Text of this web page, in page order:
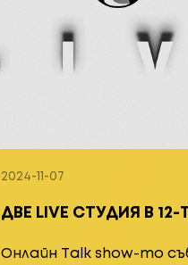
2024-11-07
ДВЕ LIVE СТУДИЯ В
Онлайн Тalk show-то